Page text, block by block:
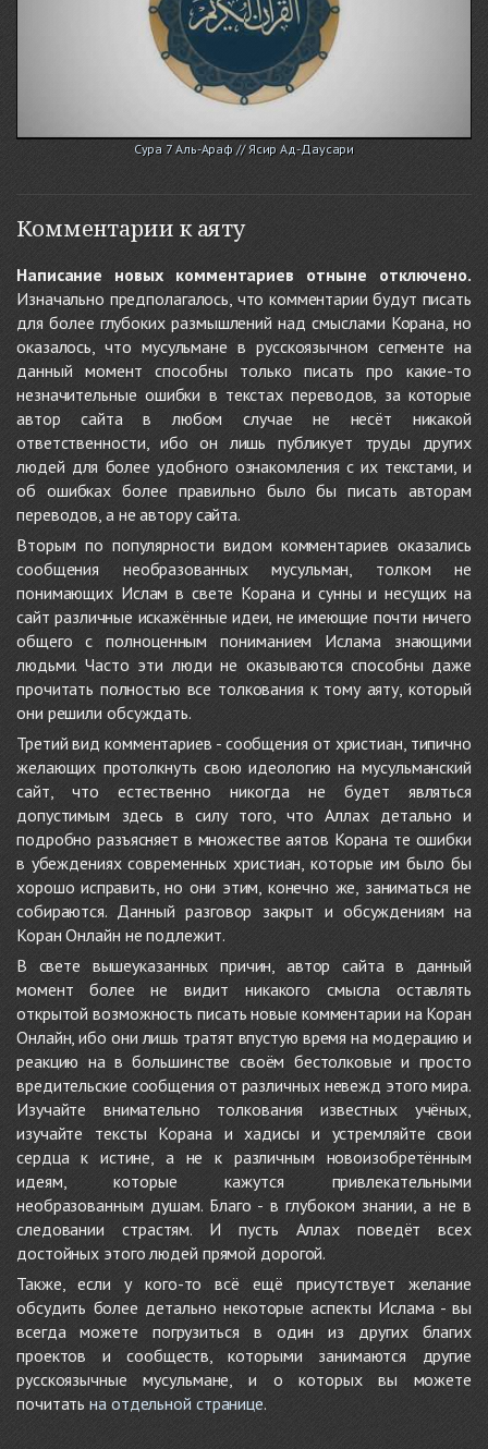
Сура 7 Аль-Араф // Ясир Ад-Даусари
Комментарии к аяту
Написание новых комментариев отныне отключено.
Изначально предполагалось, что комментарии будут писать
для более глубоких размышлений над смыслами Корана, но
оказалось, что мусульмане в русскоязычном сегменте на
данный момент способны только писать про какие-то
незначительные ошибки в текстах переводов, за которые
автор сайта в любом случае не несёт никакой
ответственности, ибо он лишь публикует труды других
людей для более удобного ознакомления с их текстами, и
об ошибках более правильно было бы писать авторам
переводов, а не автору сайта.
Вторым по популярности видом комментариев оказались
сообщения необразованных мусульман, толком не
понимающих Ислам в свете Корана и сунны и несущих на
сайт различные искажённые идеи, не имеющие почти ничего
общего с полноценным пониманием Ислама знающими
людьми. Часто эти люди не оказываются способны даже
прочитать полностью все толкования к тому аяту, который
они решили обсуждать.
Третий вид комментариев - сообщения от христиан, типично
желающих протолкнуть свою идеологию на мусульманский
сайт, что естественно никогда не будет являться
допустимым здесь в силу того, что Аллах детально и
подробно разъясняет в множестве аятов Корана те ошибки
в убеждениях современных христиан, которые им было бы
хорошо исправить, но они этим, конечно же, заниматься не
собираются. Данный разговор закрыт и обсуждениям на
Коран Онлайн не подлежит.
В свете вышеуказанных причин, автор сайта в данный
момент более не видит никакого смысла оставлять
открытой возможность писать новые комментарии на Коран
Онлайн, ибо они лишь тратят впустую время на модерацию и
реакцию на в большинстве своём бестолковые и просто
вредительские сообщения от различных невежд этого мира.
Изучайте внимательно толкования известных учёных,
изучайте тексты Корана и хадисы и устремляйте свои
сердца к истине, а не к различным новоизобретённым
идеям, которые кажутся привлекательными
необразованным душам. Благо - в глубоком знании, а не в
следовании страстям. И пусть Аллах поведёт всех
достойных этого людей прямой дорогой.
Также, если у кого-то всё ещё присутствует желание
обсудить более детально некоторые аспекты Ислама - вы
всегда можете погрузиться в один из других благих
проектов и сообществ, которыми занимаются другие
русскоязычные мусульмане, и о которых вы можете
почитатьна отдельной странице.